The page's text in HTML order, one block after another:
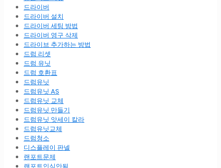
드라이버
드라이버 설치
드라이버 세팅 방법
드라이버 영구 삭제
드라이브 추가하는 방법
드럼 리셋
드럼 유닛
드럼 호환표
드럼유닛
드럼유닛 AS
드럼유닛 교체
드럼유닛 만들기
드럼유닛 앗세이 칼라
드럼유닛교체
드럼청소
디스플레이 판넬
랜포트문제